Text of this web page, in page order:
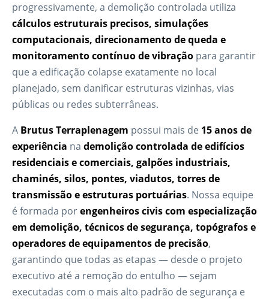
progressivamente, a demolição controlada utiliza
cálculos estruturais precisos, simulações
computacionais, direcionamento de queda e
monitoramento contínuo de vibração para garantir
que a edificação colapse exatamente no local
planejado, sem danificar estruturas vizinhas, vias
públicas ou redes subterrâneas.
A Brutus Terraplenagem possui mais de 15 anos de
experiência na demolição controlada de edifícios
residenciais e comerciais, galpões industriais,
chaminés, silos, pontes, viadutos, torres de
transmissão e estruturas portuárias. Nossa equipe
é formada porengenheiros civis com especialização
em demolição, técnicos de segurança, topógrafos e
operadores de equipamentos de precisão,
garantindo que todas as etapas — desde o projeto
executivo até a remoção do entulho — sejam
executadas com o mais alto padrão de segurança e